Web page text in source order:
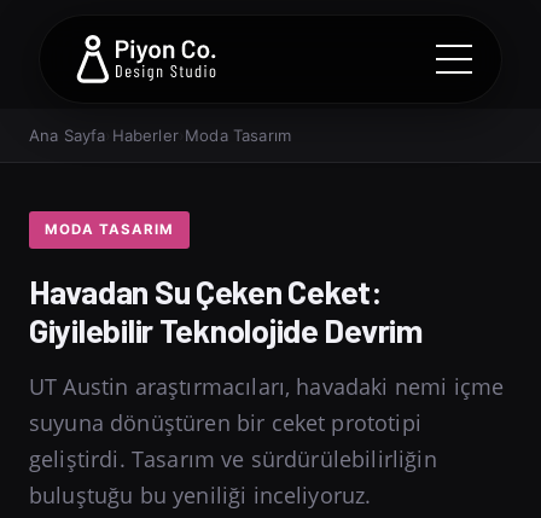
Ana Sayfa Haberler› Moda Tasarım
MODA TASARIM
Havadan Su Çeken Ceket:
Giyilebilir Teknolojide Devrim
UT Austin araştırmacıları, havadaki nemi içme
suyuna dönüştüren bir ceket prototipi
geliştirdi. Tasarım ve sürdürülebilirliğin
buluştuğu bu yeniliği inceliyoruz.